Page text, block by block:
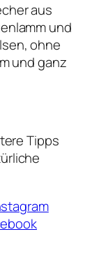
aus
und
ohne
und ganz
Tipps